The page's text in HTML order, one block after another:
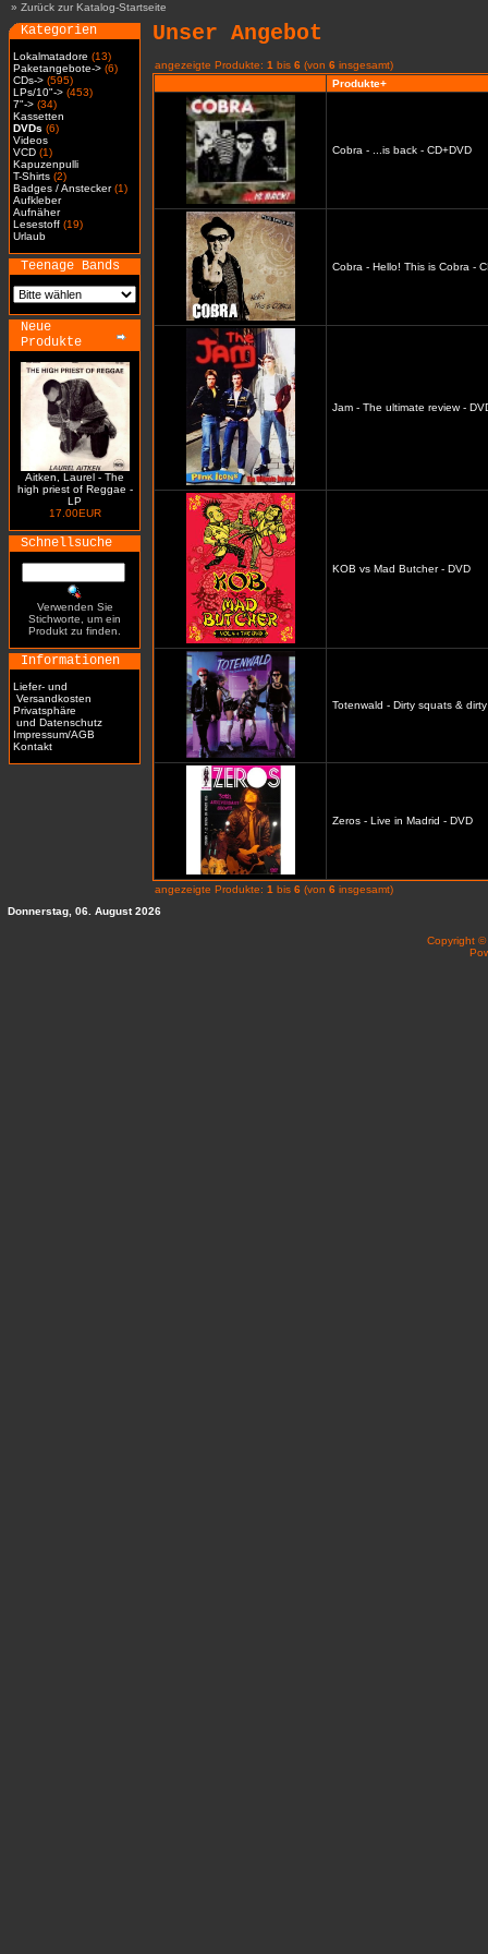
» Zurück zur Katalog-Startseite
Kategorien
Lokalmatadore (13)
Paketangebote-> (6)
CDs-> (595)
LPs/10"-> (453)
7"-> (34)
Kassetten
DVDs (6)
Videos
VCD (1)
Kapuzenpulli
T-Shirts (2)
Badges / Anstecker(1)
Aufkleber
Aufnäher
Lesestoff (19)
Urlaub
Teenage Bands
Neue
Produkte
Aitken, Laurel - The
high priest of Reggae -
LP
17.00EUR
Schnellsuche
Verwenden Sie
Stichworte, um ein
Produkt zu finden.
Informationen
Liefer- und
Versandkosten
Privatsphäre
und Datenschutz
Impressum/AGB
Kontakt
Unser Angebot
angezeigte Produkte: 1 bis 6 (von 6 insgesamt)
Produkte+
Cobra - ...is back - CD+DVD
Cobra - Hello! This is Cobra -
Jam - The ultimate review -
KOB vs Mad Butcher - DVD
Totenwald - Dirty squats &
Zeros - Live in Madrid - DVD
angezeigte Produkte: 1 bis 6 (von 6 insgesamt)
Donnerstag, 06. August 2026
Copyright